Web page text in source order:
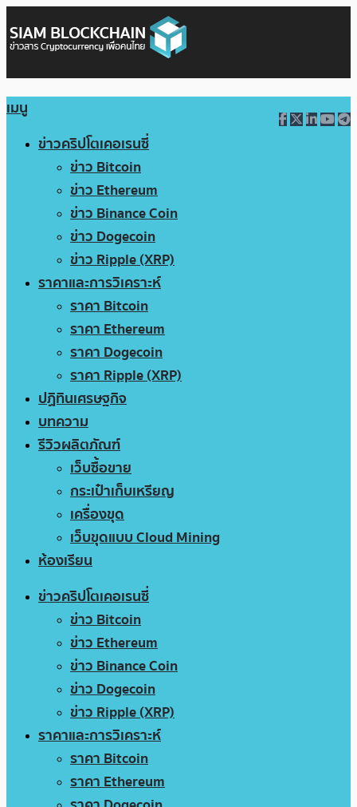
เมนู
ข่าวคริปโตเคอเรนซี่
ข่าว Bitcoin
ข่าว Ethereum
ข่าว Binance Coin
ข่าว Dogecoin
ข่าว Ripple (XRP)
ราคาและการวิเคราะห์
ราคา Bitcoin
ราคา Ethereum
ราคา Dogecoin
ราคา Ripple (XRP)
ปฏิทินเศรษฐกิจ
บทความ
รีวิวผลิตภัณฑ์
เว็บซื้อขาย
กระเป๋าเก็บเหรียญ
เครื่องขุด
เว็บขุดแบบ Cloud Mining
ห้องเรียน
ข่าวคริปโตเคอเรนซี่
ข่าว Bitcoin
ข่าว Ethereum
ข่าว Binance Coin
ข่าว Dogecoin
ข่าว Ripple (XRP)
ราคาและการวิเคราะห์
ราคา Bitcoin
ราคา Ethereum